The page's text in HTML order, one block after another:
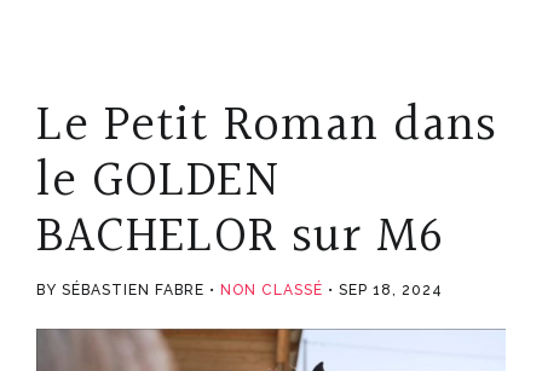
Le Petit Roman dans
le GOLDEN
BACHELOR sur M6
BY SÉBASTIEN FABRE NON CLASSÉ SEP 18, 2024